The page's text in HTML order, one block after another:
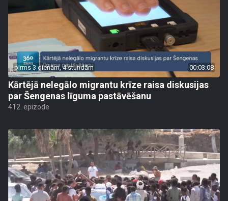
pirms 3 dienām, 4 stundām 00:03:08
Kārtējā nelegālo migrantu krīze raisa diskusijas
par Šengenas līguma pastāvēšanu
412. epizode